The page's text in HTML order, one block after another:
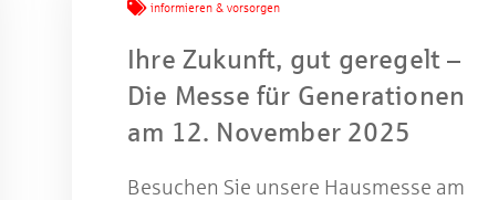
informieren & vorsorgen
Ihre Zukunft, gut geregelt –
Die Messe für Generationen
am 12. November 2025
Besuchen Sie unsere Hausmesse am